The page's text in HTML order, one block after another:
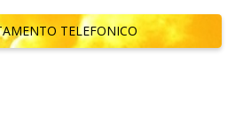
TELEFONICO